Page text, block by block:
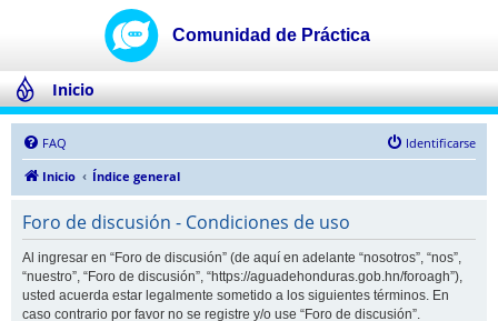
Inicio
FAQ
Identificarse
Inicio
Índice general
Foro de discusión - Condiciones de uso
Al ingresar en “Foro de discusión” (de aquí en adelante “nosotros”, “nos”,
“nuestro”, “Foro de discusión”, “https://aguadehonduras.gob.hn/foroagh”),
usted acuerda estar legalmente sometido a los siguientes términos. En
caso contrario por favor no se registre y/o use “Foro de discusión”.